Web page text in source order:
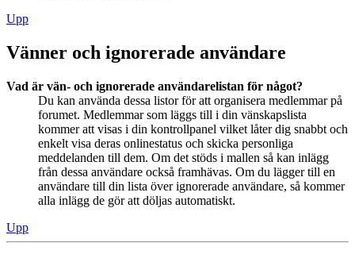
Upp
Vänner och ignorerade användare
Vad är vän- och ignorerade användarelistan för något?
Du kan använda dessa listor för att organisera medlemmar på
forumet. Medlemmar som läggs till i din vänskapslista
kommer att visas i din kontrollpanel vilket låter dig snabbt och
enkelt visa deras onlinestatus och skicka personliga
meddelanden till dem. Om det stöds i mallen så kan inlägg
från dessa användare också framhävas. Om du lägger till en
användare till din lista över ignorerade användare, så kommer
alla inlägg de gör att döljas automatiskt.
Upp